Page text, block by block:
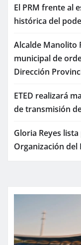
El PRM frente al
histórica del
Alcalde Manolito
municipal de
Dirección
ETED realizará
de transmisión
Gloria Reyes
Organización del